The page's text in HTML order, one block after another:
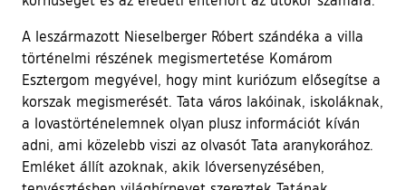
A leszármazott Nieselberger Róbert szándéka a villa
történelmi részének megismertetése Komárom
Esztergom megyével, hogy mint kuriózum elősegítse a
korszak megismerését. Tata város lakóinak, iskoláknak,
a lovastörténelemnek olyan plusz információt kíván
adni, ami közelebb viszi az olvasót Tata aranykorához.
Emléket állít azoknak, akik lóversenyzésében,